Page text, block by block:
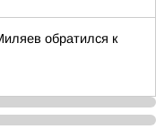
обратился к